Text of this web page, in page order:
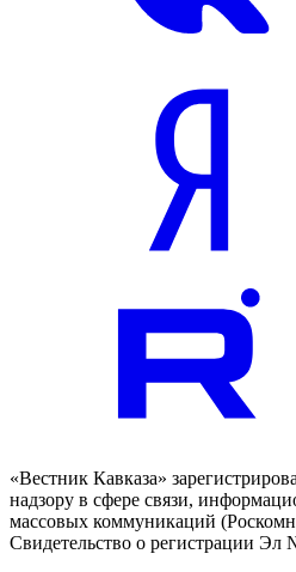
«Вестник Кавказа»
надзору в сфере связи,
массовых коммуникаций
Свидетельство о регистрации